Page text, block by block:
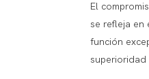
El
se refleja en
función
superioridad